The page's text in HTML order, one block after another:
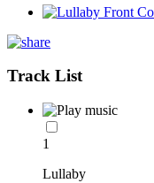
Track List
1
Lullaby